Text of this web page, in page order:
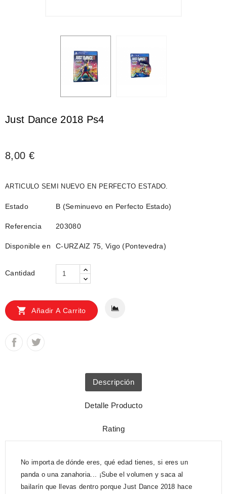
Just Dance 2018 Ps4
8,00 €
ARTICULO SEMI NUEVO EN PERFECTO ESTADO.
Estado B (Seminuevo en Perfecto Estado)
Referencia 203080
Disponible en C-URZAIZ 75, Vigo (Pontevedra)
Cantidad
 Añadir A Carrito
Descripción
Detalle Producto
Rating
No importa de dónde eres, qué edad tienes, si eres un
panda o una zanahoria... ¡Sube el volumen y saca al
bailarín que llevas dentro porque Just Dance 2018 hace